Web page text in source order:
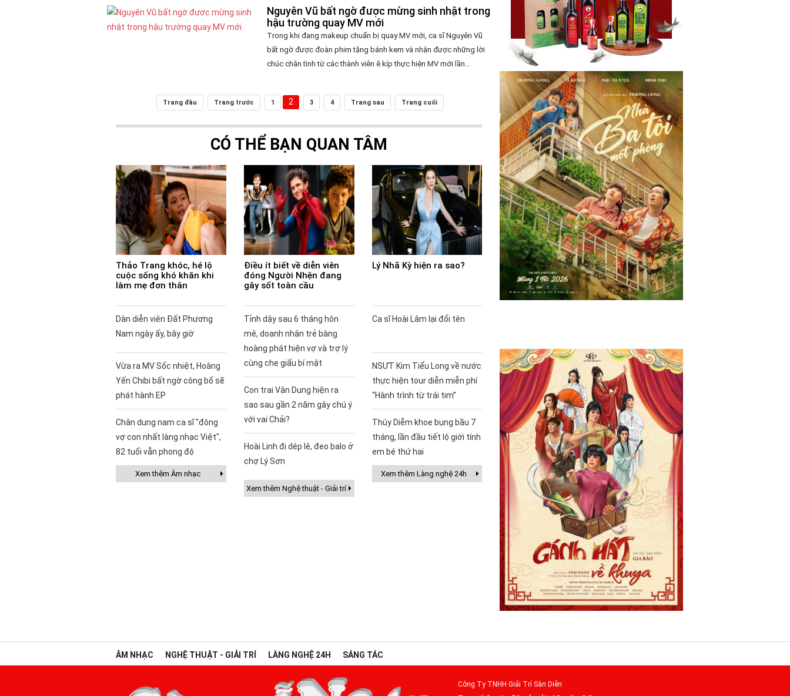
Nguyên Vũ bất ngờ được mừng sinh nhật trong
hậu trường quay MV mới
Trong khi đang makeup chuẩn bị quay MV mới, ca sĩ Nguyên Vũ
bất ngờ được đoàn phim tặng bánh kem và nhận được những lời
chúc chân tình từ các thành viên ê kíp thực hiện MV mới lần...
Trang đầu Trang trước 1 2 3 4 Trang sau Trang cuối
CÓ THỂ BẠN QUAN TÂM
Thảo Trang khóc, hé lộ
cuộc sống khó khăn khi
làm mẹ đơn thân
Dàn diễn viên Đất Phương
Nam ngày ấy, bây giờ
Vừa ra MV Sốc nhiệt, Hoàng
Yến Chibi bất ngờ công bố sẽ
phát hành EP
Chân dung nam ca sĩ "đông
vợ con nhất làng nhạc Việt",
82 tuổi vẫn phong độ
Xem thêm Âm nhạc
Điều ít biết về diễn viên
đóng Người Nhện đang
gây sốt toàn cầu
Tỉnh dậy sau 6 tháng hôn
mê, doanh nhân trẻ bàng
hoàng phát hiện vợ và trợ lý
cùng che giấu bí mật
Con trai Vân Dung hiện ra
sao sau gần 2 năm gây chú ý
với vai Chải?
Hoài Linh đi dép lê, đeo balo ở
chợ Lý Sơn
Xem thêm Nghệ thuật - Giải trí
Lý Nhã Kỳ hiện ra sao?
Ca sĩ Hoài Lâm lại đổi tên
NSƯT Kim Tiểu Long về nước
thực hiện tour diễn miễn phí
“Hành trình từ trái tim”
Thúy Diễm khoe bụng bầu 7
tháng, lần đầu tiết lộ giới tính
em bé thứ hai
Xem thêm Làng nghệ 24h
ÂM NHẠC NGHỆ THUẬT - GIẢI TRÍ LÀNG NGHỆ 24H SÁNG TÁC
Công Ty TNHH Giải Trí Sàn Diễn